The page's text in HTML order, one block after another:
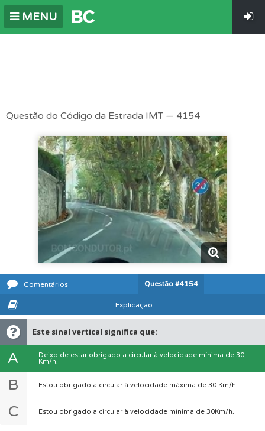
MENU
Questão do Código da Estrada IMT — 4154
Comentários Questão #4154
Explicação
Este sinal vertical significa que:
A
Deixo de estar obrigado a circular à velocidade mínima de 30
Km/h.
B Estou obrigado a circular à velocidade máxima de 30 Km/h.
C Estou obrigado a circular à velocidade mínima de 30Km/h.